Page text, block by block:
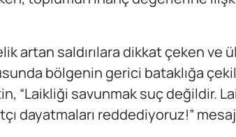
artan saldırılara dikkat çeken ve
bölgenin gerici bataklığa
“Laikliği savunmak suç değildir.
dayatmaları reddediyoruz!”